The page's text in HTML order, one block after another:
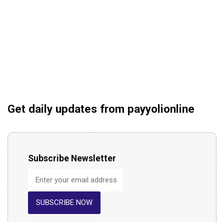
Get daily updates from payyolionline
Subscribe Newsletter
SUBSCRIBE NOW